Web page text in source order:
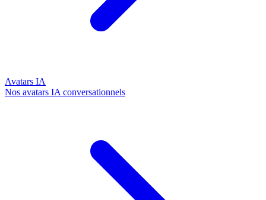
Avatars IA
Nos avatars IA conversationnels